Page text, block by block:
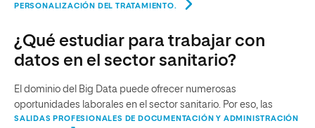
PERSONALIZACIÓN DEL TRATAMIENTO.
¿Qué estudiar para trabajar con
datos en el sector sanitario?
El dominio del Big Data puede ofrecer numerosas
oportunidades laborales en el sector sanitario. Por eso, las
SALIDAS PROFESIONALES DE DOCUMENTACIÓN Y ADMINISTRACIÓN